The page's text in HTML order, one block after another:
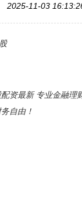
2025-11-03
资最新 专业金融理
自由！